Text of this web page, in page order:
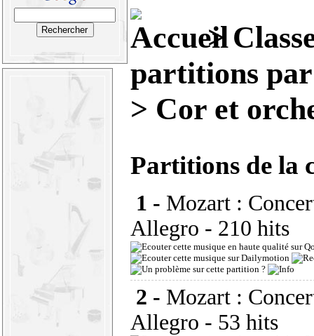
>
partitions
> Cor et
Partitions de la
1 - Mozart :
Allegro - 210 hits
2 - Mozart :
Allegro - 53 hits